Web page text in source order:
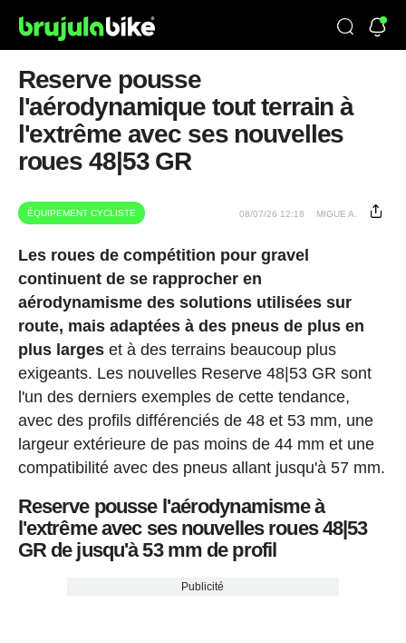
Reserve pousse
l'aérodynamique tout terrain à
l'extrême avec ses nouvelles
roues 48|53 GR
ÉQUIPEMENT CYCLISTE 08/07/26 12:18 MIGUE A.
Les roues de compétition pour gravel
continuent de se rapprocher en
aérodynamisme des solutions utilisées sur
route, mais adaptées à des pneus de plus en
plus largeset à des terrains beaucoup plus
exigeants. Les nouvelles Reserve 48|53 GR sont
l'un des derniers exemples de cette tendance,
avec des profils différenciés de 48 et 53 mm, une
largeur extérieure de pas moins de 44 mm et une
compatibilité avec des pneus allant jusqu'à 57 mm.
Reserve pousse l'aérodynamisme à
l'extrême avec ses nouvelles roues 48|53
GR de jusqu'à 53 mm de profil
Publicité